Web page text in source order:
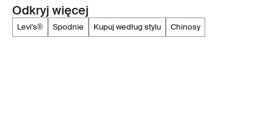
Odkryj więcej
levi's® spodnie kupuj według stylu chinosy